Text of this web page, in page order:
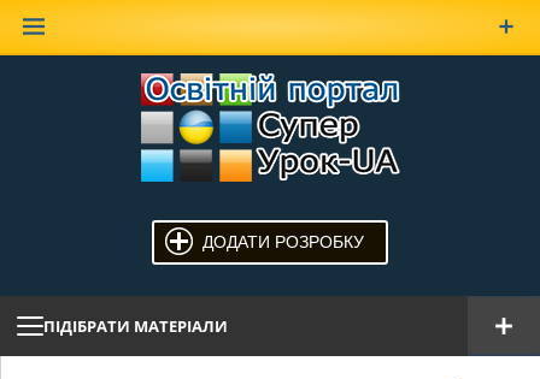
ДОДАТИ РОЗРОБКУ
ПІДІБРАТИ МАТЕРІАЛИ